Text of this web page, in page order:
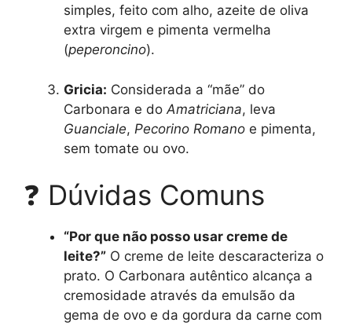
simples, feito com alho, azeite de oliva
extra virgem e pimenta vermelha
(peperoncino).
Gricia: Considerada a “mãe” do
Carbonara e do Amatriciana, leva
Guanciale, Pecorino Romano e pimenta,
sem tomate ou ovo.
❓ Dúvidas Comuns
“Por que não posso usar creme de
leite?” O creme de leite descaracteriza o
prato. O Carbonara autêntico alcança a
cremosidade através da emulsão da
gema de ovo e da gordura da carne com